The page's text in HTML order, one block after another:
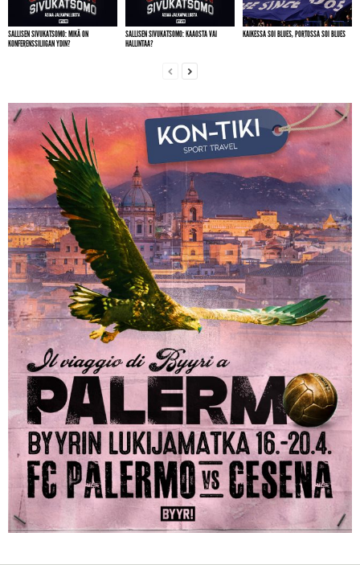
SALLISEN SIVUKATSOMO: MIKÄ ON
KONFERENSSILIIGAN YDIN?
SALLISEN SIVUKATSOMO: KAAOSTA VAI
HALLINTAA?
KAIKESSA SOI BLUES, PORTOSSA SOI BLUES